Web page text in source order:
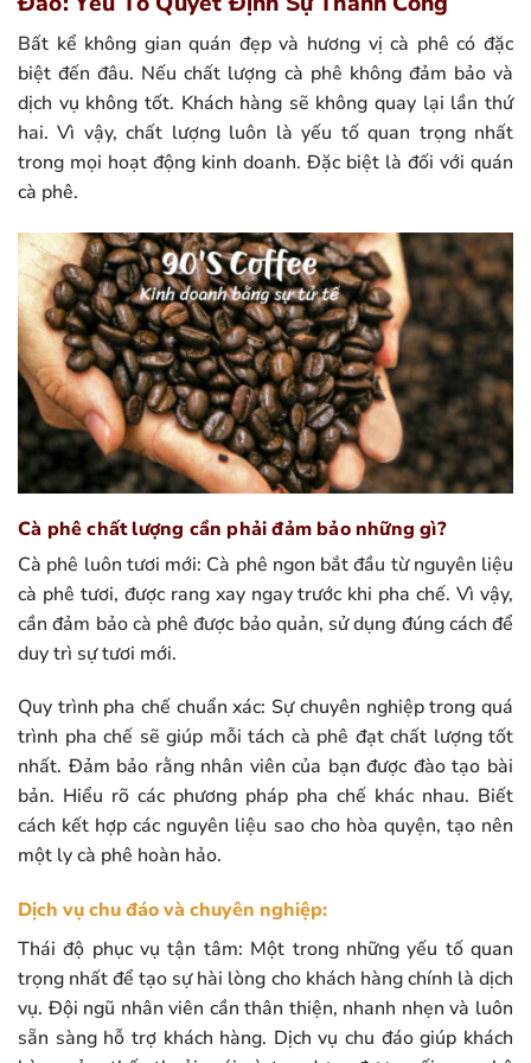
Bất kể không gian quán đẹp và hương vị cà phê có đặc
biệt đến đâu. Nếu chất lượng cà phê không đảm bảo và
dịch vụ không tốt. Khách hàng sẽ không quay lại lần thứ
hai. Vì vậy, chất lượng luôn là yếu tố quan trọng nhất
trong mọi hoạt động kinh doanh. Đặc biệt là đối với quán
cà phê.
Cà phê chất lượng cần phải đảm bảo những gì?
Cà phê luôn tươi mới: Cà phê ngon bắt đầu từ nguyên liệu
cà phê tươi, được rang xay ngay trước khi pha chế. Vì vậy,
cần đảm bảo cà phê được bảo quản, sử dụng đúng cách để
duy trì sự tươi mới.
Quy trình pha chế chuẩn xác: Sự chuyên nghiệp trong quá
trình pha chế sẽ giúp mỗi tách cà phê đạt chất lượng tốt
nhất. Đảm bảo rằng nhân viên của bạn được đào tạo bài
bản. Hiểu rõ các phương pháp pha chế khác nhau. Biết
cách kết hợp các nguyên liệu sao cho hòa quyện, tạo nên
một ly cà phê hoàn hảo.
Dịch vụ chu đáo và chuyên nghiệp:
Thái độ phục vụ tận tâm: Một trong những yếu tố quan
trọng nhất để tạo sự hài lòng cho khách hàng chính là dịch
vụ. Đội ngũ nhân viên cần thân thiện, nhanh nhẹn và luôn
sẵn sàng hỗ trợ khách hàng. Dịch vụ chu đáo giúp khách